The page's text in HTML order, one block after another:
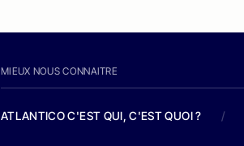
MIEUX NOUS CONNAITRE
ATLANTICO C'EST QUI, C'EST QUOI ? /